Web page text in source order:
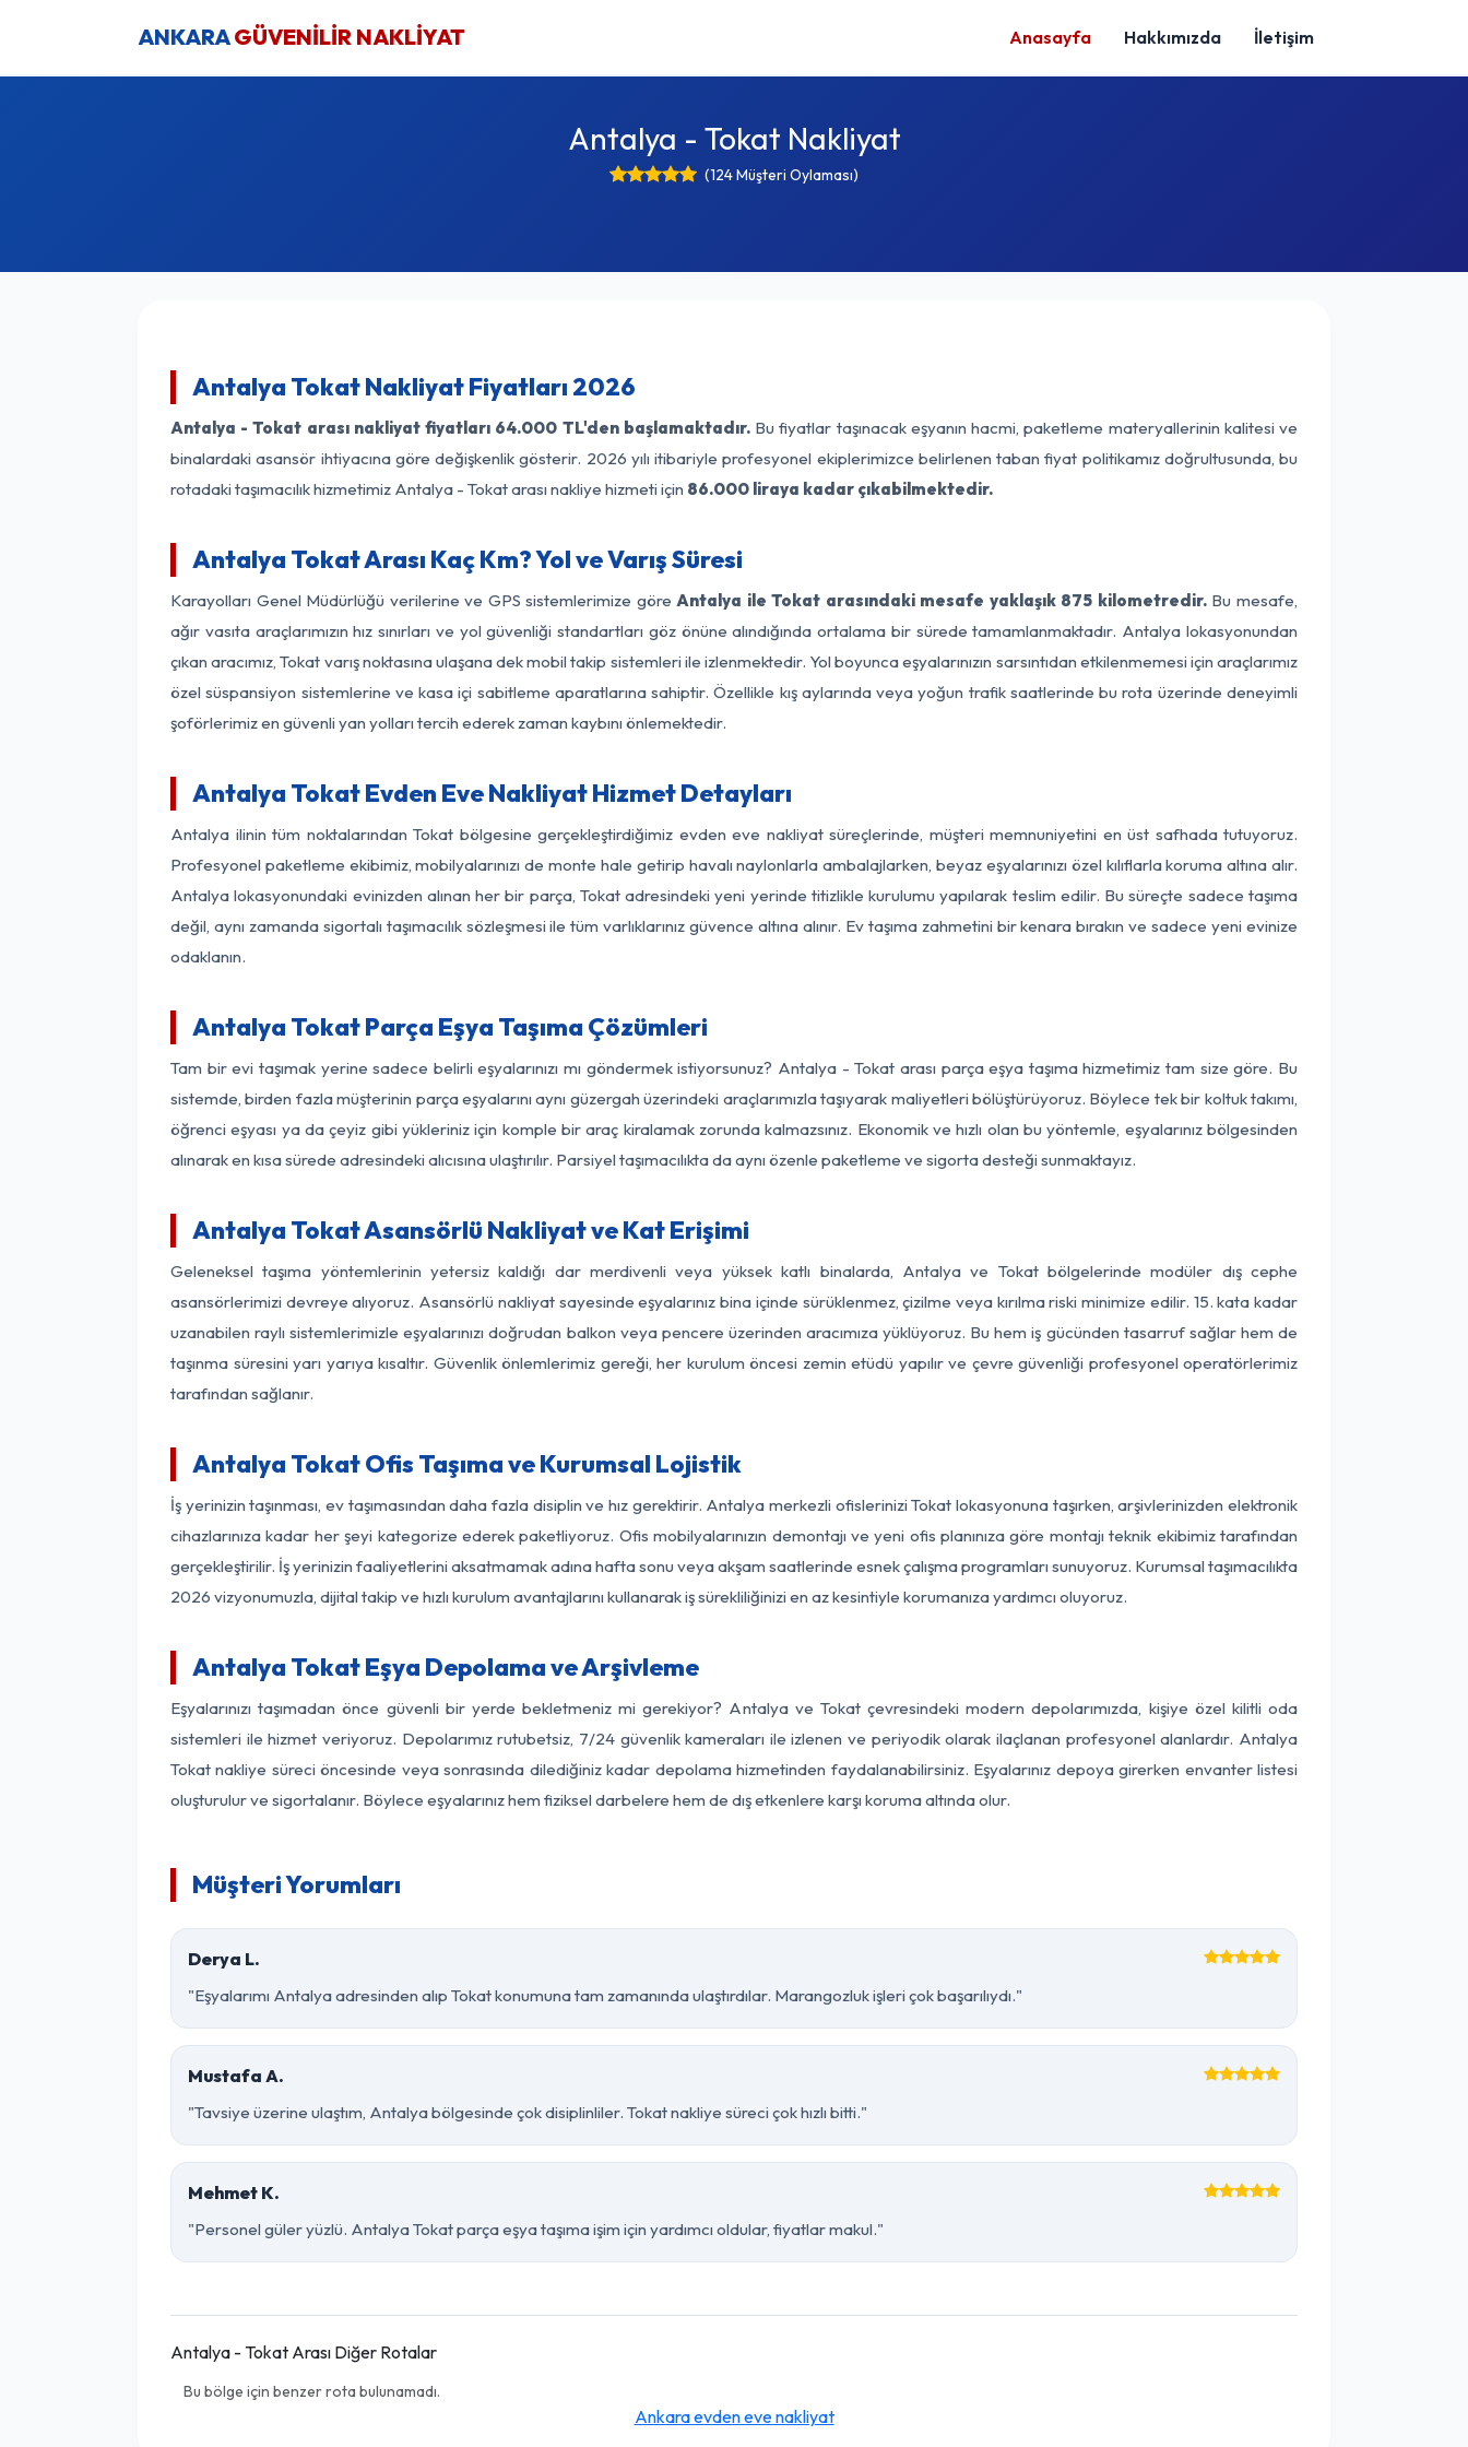
ANKARAGÜVENİLİR NAKLİYAT Anasayfa Hakkımızda İletişim
Antalya - Tokat Nakliyat
(124 Müşteri Oylaması)
Antalya Tokat Nakliyat Fiyatları 2026
Antalya - Tokat arası nakliyat fiyatları 64.000 TL'den başlamaktadır.Bu fiyatlar taşınacak eşyanın hacmi, paketleme materyallerinin kalitesi ve
binalardaki asansör ihtiyacına göre değişkenlik gösterir. 2026 yılı itibariyle profesyonel ekiplerimizce belirlenen taban fiyat politikamız doğrultusunda, bu
rotadaki taşımacılık hizmetimiz Antalya - Tokat arası nakliye hizmeti için 86.000 liraya kadar çıkabilmektedir.
Antalya Tokat Arası Kaç Km? Yol ve Varış Süresi
Karayolları Genel Müdürlüğü verilerine ve GPS sistemlerimize göreAntalya ile Tokat arasındaki mesafe yaklaşık 875 kilometredir.Bu mesafe,
ağır vasıta araçlarımızın hız sınırları ve yol güvenliği standartları göz önüne alındığında ortalama bir sürede tamamlanmaktadır. Antalya lokasyonundan
çıkan aracımız, Tokat varış noktasına ulaşana dek mobil takip sistemleri ile izlenmektedir. Yol boyunca eşyalarınızın sarsıntıdan etkilenmemesi için araçlarımız
özel süspansiyon sistemlerine ve kasa içi sabitleme aparatlarına sahiptir. Özellikle kış aylarında veya yoğun trafik saatlerinde bu rota üzerinde deneyimli
şoförlerimiz en güvenli yan yolları tercih ederek zaman kaybını önlemektedir.
Antalya Tokat Evden Eve Nakliyat Hizmet Detayları
Antalya ilinin tüm noktalarından Tokat bölgesine gerçekleştirdiğimiz evden eve nakliyat süreçlerinde, müşteri memnuniyetini en üst safhada tutuyoruz.
Profesyonel paketleme ekibimiz, mobilyalarınızı de monte hale getirip havalı naylonlarla ambalajlarken, beyaz eşyalarınızı özel kılıflarla koruma altına alır.
Antalya lokasyonundaki evinizden alınan her bir parça, Tokat adresindeki yeni yerinde titizlikle kurulumu yapılarak teslim edilir. Bu süreçte sadece taşıma
değil, aynı zamanda sigortalı taşımacılık sözleşmesi ile tüm varlıklarınız güvence altına alınır. Ev taşıma zahmetini bir kenara bırakın ve sadece yeni evinize
odaklanın.
Antalya Tokat Parça Eşya Taşıma Çözümleri
Tam bir evi taşımak yerine sadece belirli eşyalarınızı mı göndermek istiyorsunuz? Antalya - Tokat arası parça eşya taşıma hizmetimiz tam size göre. Bu
sistemde, birden fazla müşterinin parça eşyalarını aynı güzergah üzerindeki araçlarımızla taşıyarak maliyetleri bölüştürüyoruz. Böylece tek bir koltuk takımı,
öğrenci eşyası ya da çeyiz gibi yükleriniz için komple bir araç kiralamak zorunda kalmazsınız. Ekonomik ve hızlı olan bu yöntemle, eşyalarınız bölgesinden
alınarak en kısa sürede adresindeki alıcısına ulaştırılır. Parsiyel taşımacılıkta da aynı özenle paketleme ve sigorta desteği sunmaktayız.
Antalya Tokat Asansörlü Nakliyat ve Kat Erişimi
Geleneksel taşıma yöntemlerinin yetersiz kaldığı dar merdivenli veya yüksek katlı binalarda, Antalya ve Tokat bölgelerinde modüler dış cephe
asansörlerimizi devreye alıyoruz. Asansörlü nakliyat sayesinde eşyalarınız bina içinde sürüklenmez, çizilme veya kırılma riski minimize edilir. 15. kata kadar
uzanabilen raylı sistemlerimizle eşyalarınızı doğrudan balkon veya pencere üzerinden aracımıza yüklüyoruz. Bu hem iş gücünden tasarruf sağlar hem de
taşınma süresini yarı yarıya kısaltır. Güvenlik önlemlerimiz gereği, her kurulum öncesi zemin etüdü yapılır ve çevre güvenliği profesyonel operatörlerimiz
tarafından sağlanır.
Antalya Tokat Ofis Taşıma ve Kurumsal Lojistik
İş yerinizin taşınması, ev taşımasından daha fazla disiplin ve hız gerektirir. Antalya merkezli ofislerinizi Tokat lokasyonuna taşırken, arşivlerinizden elektronik
cihazlarınıza kadar her şeyi kategorize ederek paketliyoruz. Ofis mobilyalarınızın demontajı ve yeni ofis planınıza göre montajı teknik ekibimiz tarafından
gerçekleştirilir. İş yerinizin faaliyetlerini aksatmamak adına hafta sonu veya akşam saatlerinde esnek çalışma programları sunuyoruz. Kurumsal taşımacılıkta
2026 vizyonumuzla, dijital takip ve hızlı kurulum avantajlarını kullanarak iş sürekliliğinizi en az kesintiyle korumanıza yardımcı oluyoruz.
Antalya Tokat Eşya Depolama ve Arşivleme
Eşyalarınızı taşımadan önce güvenli bir yerde bekletmeniz mi gerekiyor? Antalya ve Tokat çevresindeki modern depolarımızda, kişiye özel kilitli oda
sistemleri ile hizmet veriyoruz. Depolarımız rutubetsiz, 7/24 güvenlik kameraları ile izlenen ve periyodik olarak ilaçlanan profesyonel alanlardır. Antalya
Tokat nakliye süreci öncesinde veya sonrasında dilediğiniz kadar depolama hizmetinden faydalanabilirsiniz. Eşyalarınız depoya girerken envanter listesi
oluşturulur ve sigortalanır. Böylece eşyalarınız hem fiziksel darbelere hem de dış etkenlere karşı koruma altında olur.
Müşteri Yorumları
Derya L.
"Eşyalarımı Antalya adresinden alıp Tokat konumuna tam zamanında ulaştırdılar. Marangozluk işleri çok başarılıydı."
Mustafa A.
"Tavsiye üzerine ulaştım, Antalya bölgesinde çok disiplinliler. Tokat nakliye süreci çok hızlı bitti."
Mehmet K.
"Personel güler yüzlü. Antalya Tokat parça eşya taşıma işim için yardımcı oldular, fiyatlar makul."
Antalya - Tokat Arası Diğer Rotalar
Bu bölge için benzer rota bulunamadı.
Ankara evden eve nakliyat